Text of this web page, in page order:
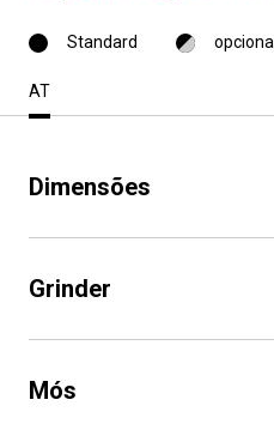
Standard opcional
AT
Dimensões
Grinder
Mós